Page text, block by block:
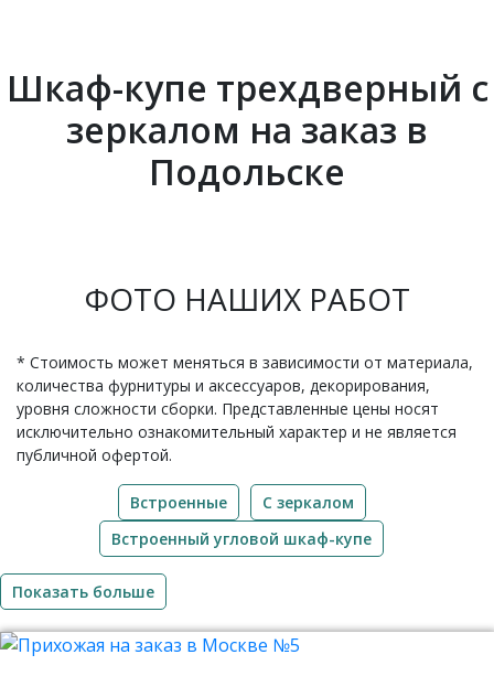
Шкаф-купе трехдверный с
зеркалом на заказ в
Подольске
ФОТО НАШИХ РАБОТ
* Стоимость может меняться в зависимости от материала,
количества фурнитуры и аксессуаров, декорирования,
уровня сложности сборки. Представленные цены носят
исключительно ознакомительный характер и не является
публичной офертой.
Встроенные
C зеркалом
Встроенный угловой шкаф-купе
Показать больше